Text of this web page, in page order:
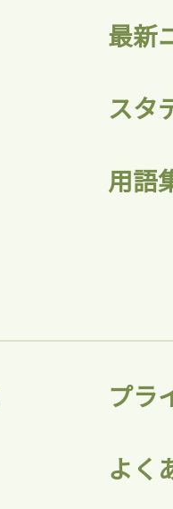
最新
スタ
用語
プラ
よく